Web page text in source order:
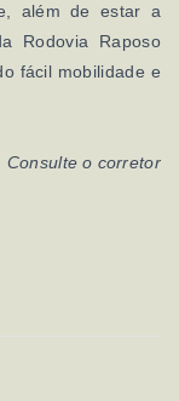
além de estar a
Rodovia Raposo
fácil mobilidade e
Consulte o corretor